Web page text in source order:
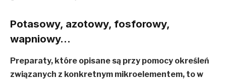
Potasowy, azotowy, fosforowy,
wapniowy…
Preparaty, które opisane są przy pomocy określeń
związanych z konkretnym mikroelementem, to w